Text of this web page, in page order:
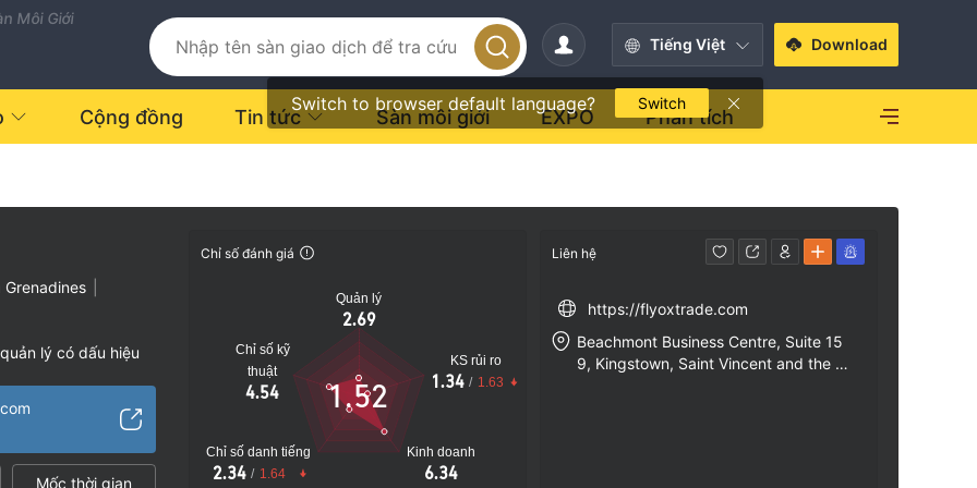
Môi Giới
Tiếng Việt
Switch to browser default language? Switch
Download
Cộng đồng Tin tức Sàn môi giới EXPO Phân tích
Grenadines
lý có dấu hiệu
đáng ngờ
Mốc thời gian
Chỉ số đánh giá
Quản lý
2.69
Chỉ số kỹ
thuật
4.54
Chỉ số danh tiếng
2.34 / 1.64
Kinh doanh
6.34
KS rủi ro
1.34 / 1.63
1.52
Liên hệ
https://flyoxtrade.com
Beachmont Business Centre, Suite 15
9, Kingstown, Saint Vincent and the G